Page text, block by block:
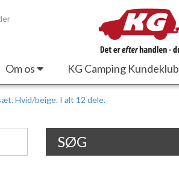
Om os KG Camping Kundeklub
Hvid/beige. I alt 12 dele.
SØG